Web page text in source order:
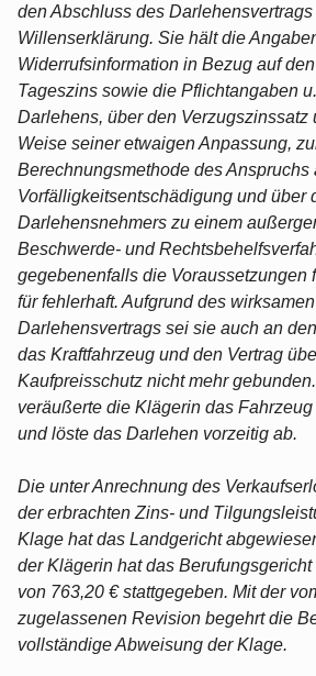
den Abschluss des
Willenserklärung. Sie hält die
Widerrufsinformation in Bezug auf
Tageszins sowie die Pflichtangaben
Darlehens, über den Verzugszinssatz
Weise seiner etwaigen Anpassung,
Berechnungsmethode des Anspruchs
Vorfälligkeitsentschädigung und über
Darlehensnehmers zu einem
Beschwerde- und
gegebenenfalls die Voraussetzungen
für fehlerhaft. Aufgrund des
Darlehensvertrags sei sie auch an
das Kraftfahrzeug und den Vertrag
Kaufpreisschutz nicht mehr
veräußerte die Klägerin das
und löste das Darlehen vorzeitig ab.
Die unter Anrechnung des
der erbrachten Zins- und
Klage hat das Landgericht
der Klägerin hat das
von 763,20 € stattgegeben. Mit der
zugelassenen Revision begehrt die
vollständige Abweisung der Klage.